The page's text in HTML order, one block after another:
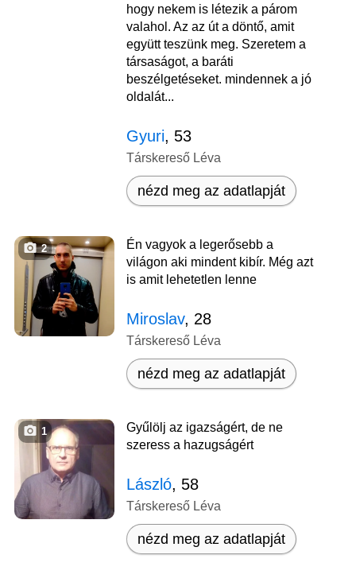
hogy nekem is létezik a párom
valahol. Az az út a döntő, amit
együtt teszünk meg. Szeretem a
társaságot, a baráti
beszélgetéseket. mindennek a jó
oldalát...
Gyuri, 53
Társkereső Léva
nézd meg az adatlapját
2
Én vagyok a legerősebb a
világon aki mindent kibír. Még azt
is amit lehetetlen lenne
Miroslav, 28
Társkereső Léva
nézd meg az adatlapját
1
Gyűlölj az igazságért, de ne
szeress a hazugságért
László, 58
Társkereső Léva
nézd meg az adatlapját